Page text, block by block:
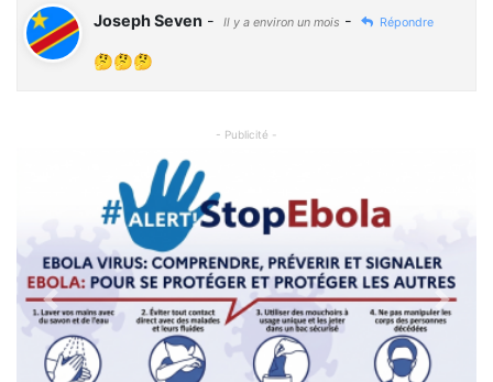
Joseph Seven - Il y a environ un mois - Répondre
🤔🤔🤔
- Publicité -
Previous Next